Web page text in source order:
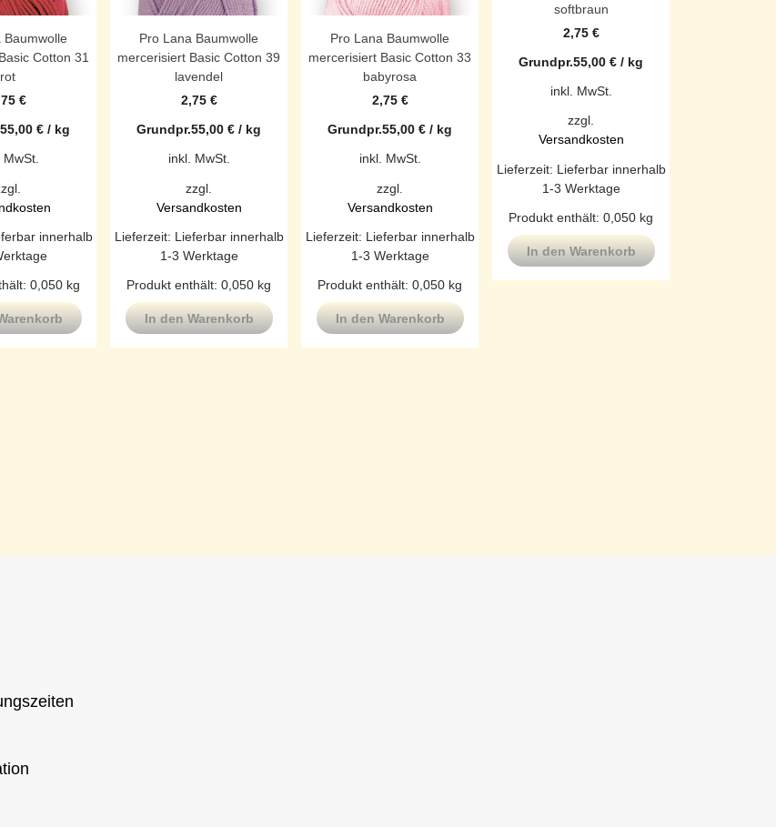
Baumwolle
Cotton 31
rot
€
55,00 € / kg
MwSt.
innerhalb
0,050 kg
Pro Lana Baumwolle
mercerisiert Basic Cotton 39
lavendel
2,75 €
Grundpr.55,00 € / kg
inkl. MwSt.
zzgl.
Versandkosten
Lieferzeit: Lieferbar innerhalb
1-3 Werktage
Produkt enthält: 0,050 kg
In den Warenkorb
Pro Lana Baumwolle
mercerisiert Basic Cotton 33
babyrosa
2,75 €
Grundpr.55,00 € / kg
inkl. MwSt.
zzgl.
Versandkosten
Lieferzeit: Lieferbar innerhalb
1-3 Werktage
Produkt enthält: 0,050 kg
In den Warenkorb
softbraun
2,75 €
Grundpr.55,00 € / kg
inkl. MwSt.
zzgl.
Versandkosten
Lieferzeit: Lieferbar innerhalb
1-3 Werktage
Produkt enthält: 0,050 kg
In den Warenkorb